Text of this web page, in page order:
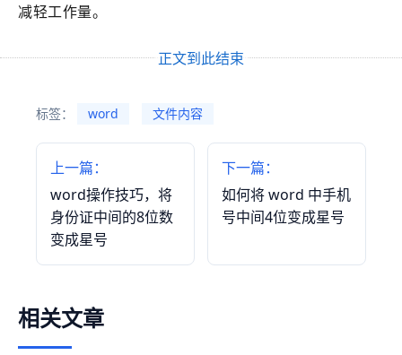
减轻工作量。
正文到此结束
标签： word 文件内容
上一篇：
word操作技巧，将
身份证中间的8位数
变成星号
下一篇：
如何将 word 中手机
号中间4位变成星号
相关文章